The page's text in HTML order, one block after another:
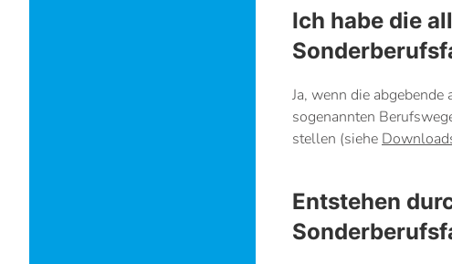
Ich habe die
Ja, wenn die
sogenannten
stellen (siehe
Entstehen